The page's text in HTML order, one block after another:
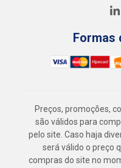
Formas
Preços, promoções,
são válidos para
pelo site. Caso haja
será válido o preço
compras do site no